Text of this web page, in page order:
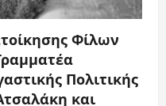
Φίλων
Πολιτικής
και